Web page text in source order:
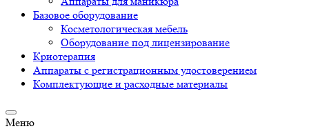
Базовое оборудование
Косметологическая мебель
Оборудование под лицензирование
Криотерапия
Аппараты c регистрационным удостоверением
Комплектующие и расходные материалы
Меню